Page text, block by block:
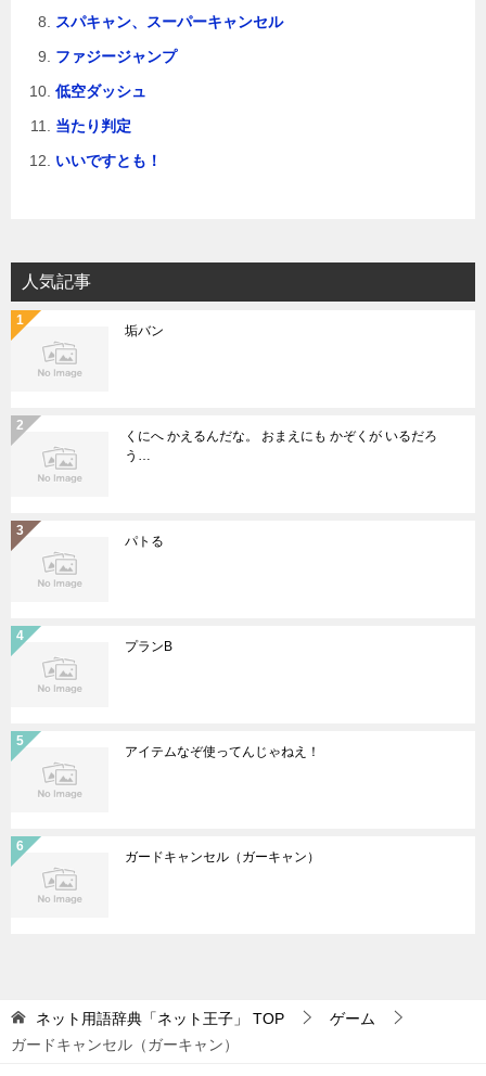
スパキャン、スーパーキャンセル
ファジージャンプ
低空ダッシュ
当たり判定
いいですとも！
人気記事
垢バン
くにへ かえるんだな。 おまえにも かぞくが いるだろ
う…
パトる
プランB
アイテムなぞ使ってんじゃねえ！
ガードキャンセル（ガーキャン）
ネット用語辞典「ネット王子」 TOP
ゲーム
ガードキャンセル（ガーキャン）